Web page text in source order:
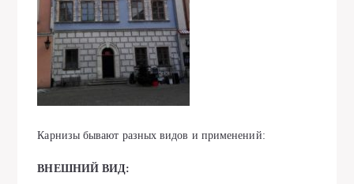
Карнизы бывают разных видов и применений:
ВНЕШНИЙ ВИД: